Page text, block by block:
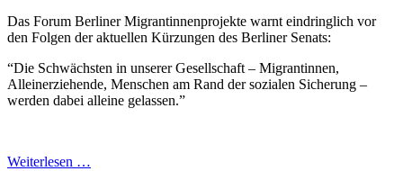
Das Forum Berliner Migrantinnenprojekte warnt eindringlich vor
den Folgen der aktuellen Kürzungen des Berliner Senats:
“Die Schwächsten in unserer Gesellschaft – Migrantinnen,
Alleinerziehende, Menschen am Rand der sozialen Sicherung –
werden dabei alleine gelassen.”
Weiterlesen …